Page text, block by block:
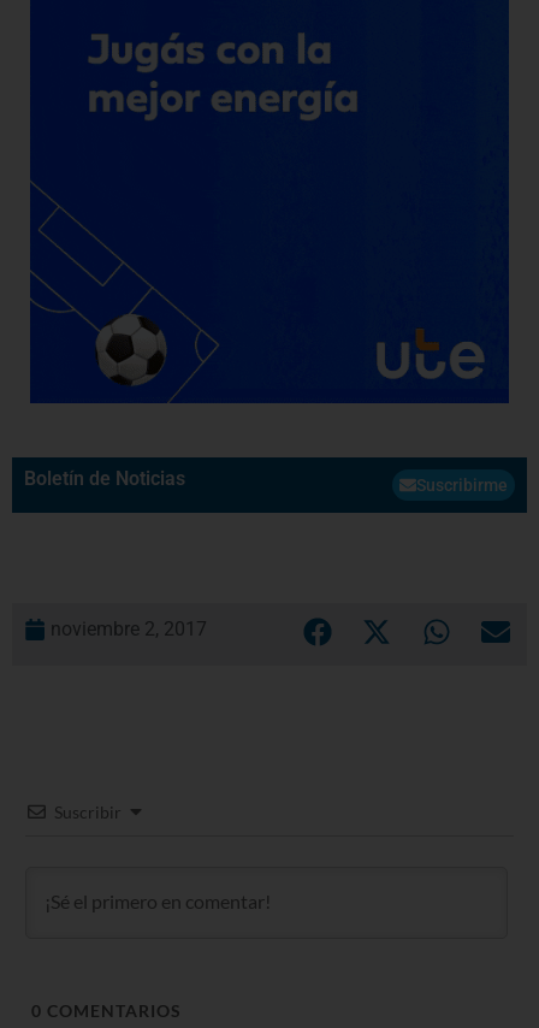
Boletín de Noticias Suscribirme
noviembre 2, 2017
Suscribir
0 COMENTARIOS